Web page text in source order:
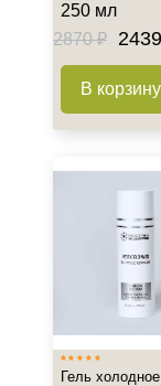
250 мл
2870 ₽
В корзину
Гель холодное